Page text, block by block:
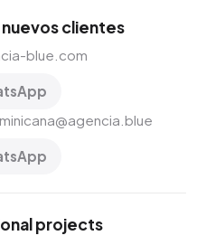
clientes
blue.com
projects